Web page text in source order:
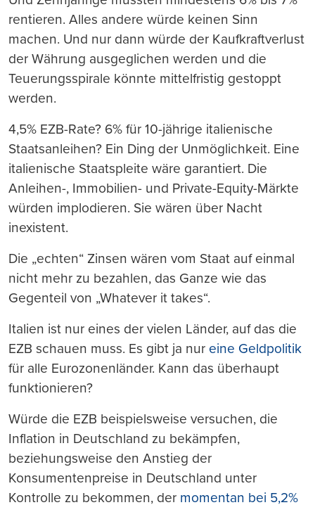
rentieren. Alles andere würde keinen Sinn
machen. Und nur dann würde der Kaufkraftverlust
der Währung ausgeglichen werden und die
Teuerungsspirale könnte mittelfristig gestoppt
werden.
4,5% EZB-Rate? 6% für 10-jährige italienische
Staatsanleihen? Ein Ding der Unmöglichkeit. Eine
italienische Staatspleite wäre garantiert. Die
Anleihen-, Immobilien- und Private-Equity-Märkte
würden implodieren. Sie wären über Nacht
inexistent.
Die „echten“ Zinsen wären vom Staat auf einmal
nicht mehr zu bezahlen, das Ganze wie das
Gegenteil von „Whatever it takes“.
Italien ist nur eines der vielen Länder, auf das die
EZB schauen muss. Es gibt ja nur eine Geldpolitik
für alle Eurozonenländer. Kann das überhaupt
funktionieren?
Würde die EZB beispielsweise versuchen, die
Inflation in Deutschland zu bekämpfen,
beziehungsweise den Anstieg der
Konsumentenpreise in Deutschland unter
Kontrolle zu bekommen, der momentan bei 5,2%